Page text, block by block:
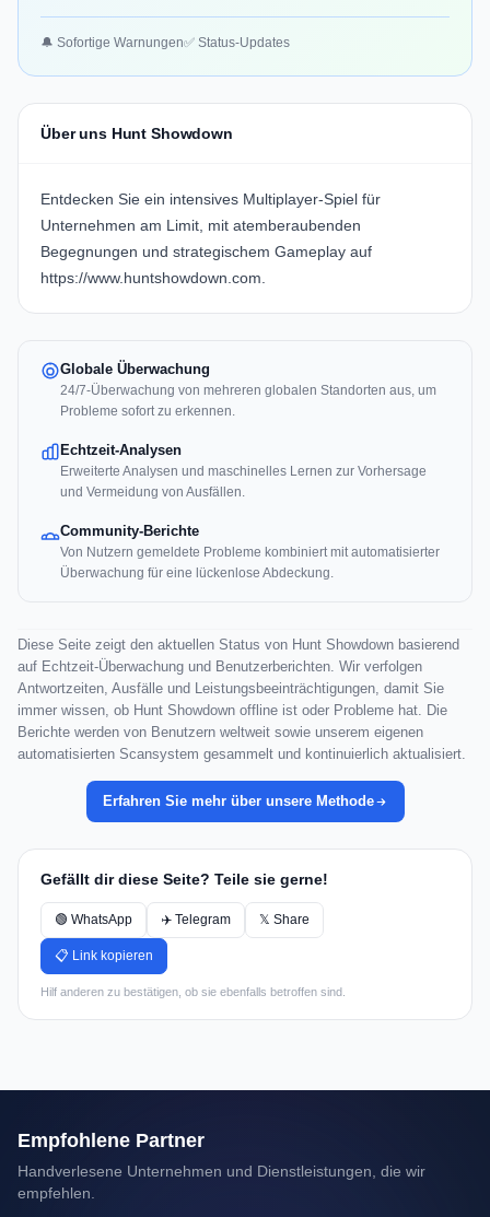
🔔 Sofortige Warnungen✅ Status-Updates
Über uns Hunt Showdown
Entdecken Sie ein intensives Multiplayer-Spiel für
Unternehmen am Limit, mit atemberaubenden
Begegnungen und strategischem Gameplay auf
https://www.huntshowdown.com.
Globale Überwachung
24/7-Überwachung von mehreren globalen Standorten aus, um
Probleme sofort zu erkennen.
Echtzeit-Analysen
Erweiterte Analysen und maschinelles Lernen zur Vorhersage
und Vermeidung von Ausfällen.
Community-Berichte
Von Nutzern gemeldete Probleme kombiniert mit automatisierter
Überwachung für eine lückenlose Abdeckung.
Diese Seite zeigt den aktuellen Status von Hunt Showdown basierend
auf Echtzeit-Überwachung und Benutzerberichten. Wir verfolgen
Antwortzeiten, Ausfälle und Leistungsbeeinträchtigungen, damit Sie
immer wissen, ob Hunt Showdown offline ist oder Probleme hat. Die
Berichte werden von Benutzern weltweit sowie unserem eigenen
automatisierten Scansystem gesammelt und kontinuierlich aktualisiert.
Erfahren Sie mehr über unsere Methode
Gefällt dir diese Seite? Teile sie gerne!
🟢 WhatsApp ✈️ Telegram 𝕏 Share
📋 Link kopieren
Hilf anderen zu bestätigen, ob sie ebenfalls betroffen sind.
Empfohlene Partner
Handverlesene Unternehmen und Dienstleistungen, die wir
empfehlen.